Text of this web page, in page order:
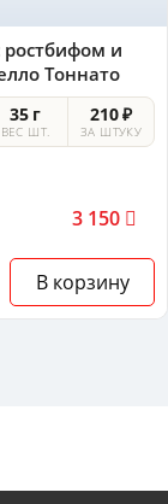
ростбифом и
Тоннато
35 г
ВЕС ШТ.
210 ₽
ЗА ШТУКУ
3 150
В корзину